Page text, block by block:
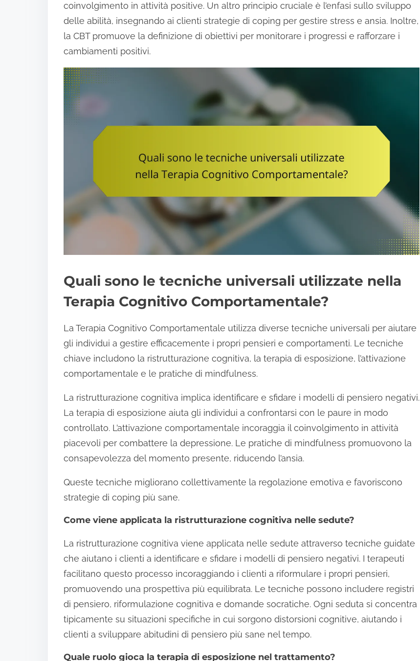
coinvolgimento in attività positive. Un altro principio cruciale è l’enfasi sullo sviluppo
delle abilità, insegnando ai clienti strategie di coping per gestire stress e ansia. Inoltre,
la CBT promuove la definizione di obiettivi per monitorare i progressi e rafforzare i
cambiamenti positivi.
Quali sono le tecniche universali utilizzate nella
Terapia Cognitivo Comportamentale?
La Terapia Cognitivo Comportamentale utilizza diverse tecniche universali per aiutare
gli individui a gestire efficacemente i propri pensieri e comportamenti. Le tecniche
chiave includono la ristrutturazione cognitiva, la terapia di esposizione, l’attivazione
comportamentale e le pratiche di mindfulness.
La ristrutturazione cognitiva implica identificare e sfidare i modelli di pensiero negativi.
La terapia di esposizione aiuta gli individui a confrontarsi con le paure in modo
controllato. L’attivazione comportamentale incoraggia il coinvolgimento in attività
piacevoli per combattere la depressione. Le pratiche di mindfulness promuovono la
consapevolezza del momento presente, riducendo l’ansia.
Queste tecniche migliorano collettivamente la regolazione emotiva e favoriscono
strategie di coping più sane.
Come viene applicata la ristrutturazione cognitiva nelle sedute?
La ristrutturazione cognitiva viene applicata nelle sedute attraverso tecniche guidate
che aiutano i clienti a identificare e sfidare i modelli di pensiero negativi. I terapeuti
facilitano questo processo incoraggiando i clienti a riformulare i propri pensieri,
promuovendo una prospettiva più equilibrata. Le tecniche possono includere registri
di pensiero, riformulazione cognitiva e domande socratiche. Ogni seduta si concentra
tipicamente su situazioni specifiche in cui sorgono distorsioni cognitive, aiutando i
clienti a sviluppare abitudini di pensiero più sane nel tempo.
Quale ruolo gioca la terapia di esposizione nel trattamento?